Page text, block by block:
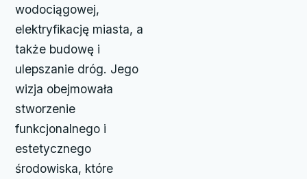
wodociągowej,
elektryfikację miasta, a
także budowę i
ulepszanie dróg. Jego
wizja obejmowała
stworzenie
funkcjonalnego i
estetycznego
środowiska, które